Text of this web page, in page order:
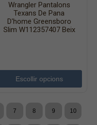
Wrangler Pantalons
Texans De Pana
D'home Greensboro
Slim W112357407 Beix
Escollir opcions
7 8 9 10